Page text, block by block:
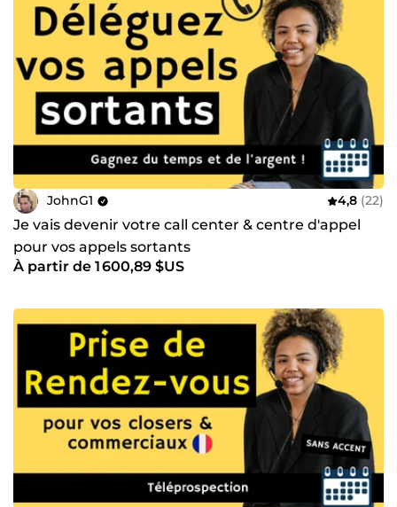
JohnG1 4,8 (22)
Je vais devenir votre call center & centre d'appel
pour vos appels sortants
À partir de 1 600,89 $US